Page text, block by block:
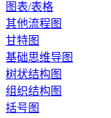
图表/表格
其他流程图
甘特图
基础思维导图
树状结构图
组织结构图
括号图